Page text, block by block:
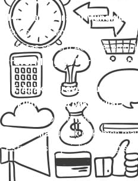
14. Apakah travel Mungkid
Ya, dengan armada terawat,
fasilitas seperti AC, kursi
travel Mungkid Parakan
15. Apakah travel Mungkid
dokumen atau paket kilat?
Ya, beberapa penyedia
travel
paket kilat
untuk dokumen
estimasi sampai di hari yang